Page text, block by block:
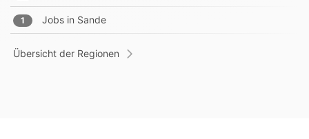
1 Jobs in Sande
Übersicht der Regionen